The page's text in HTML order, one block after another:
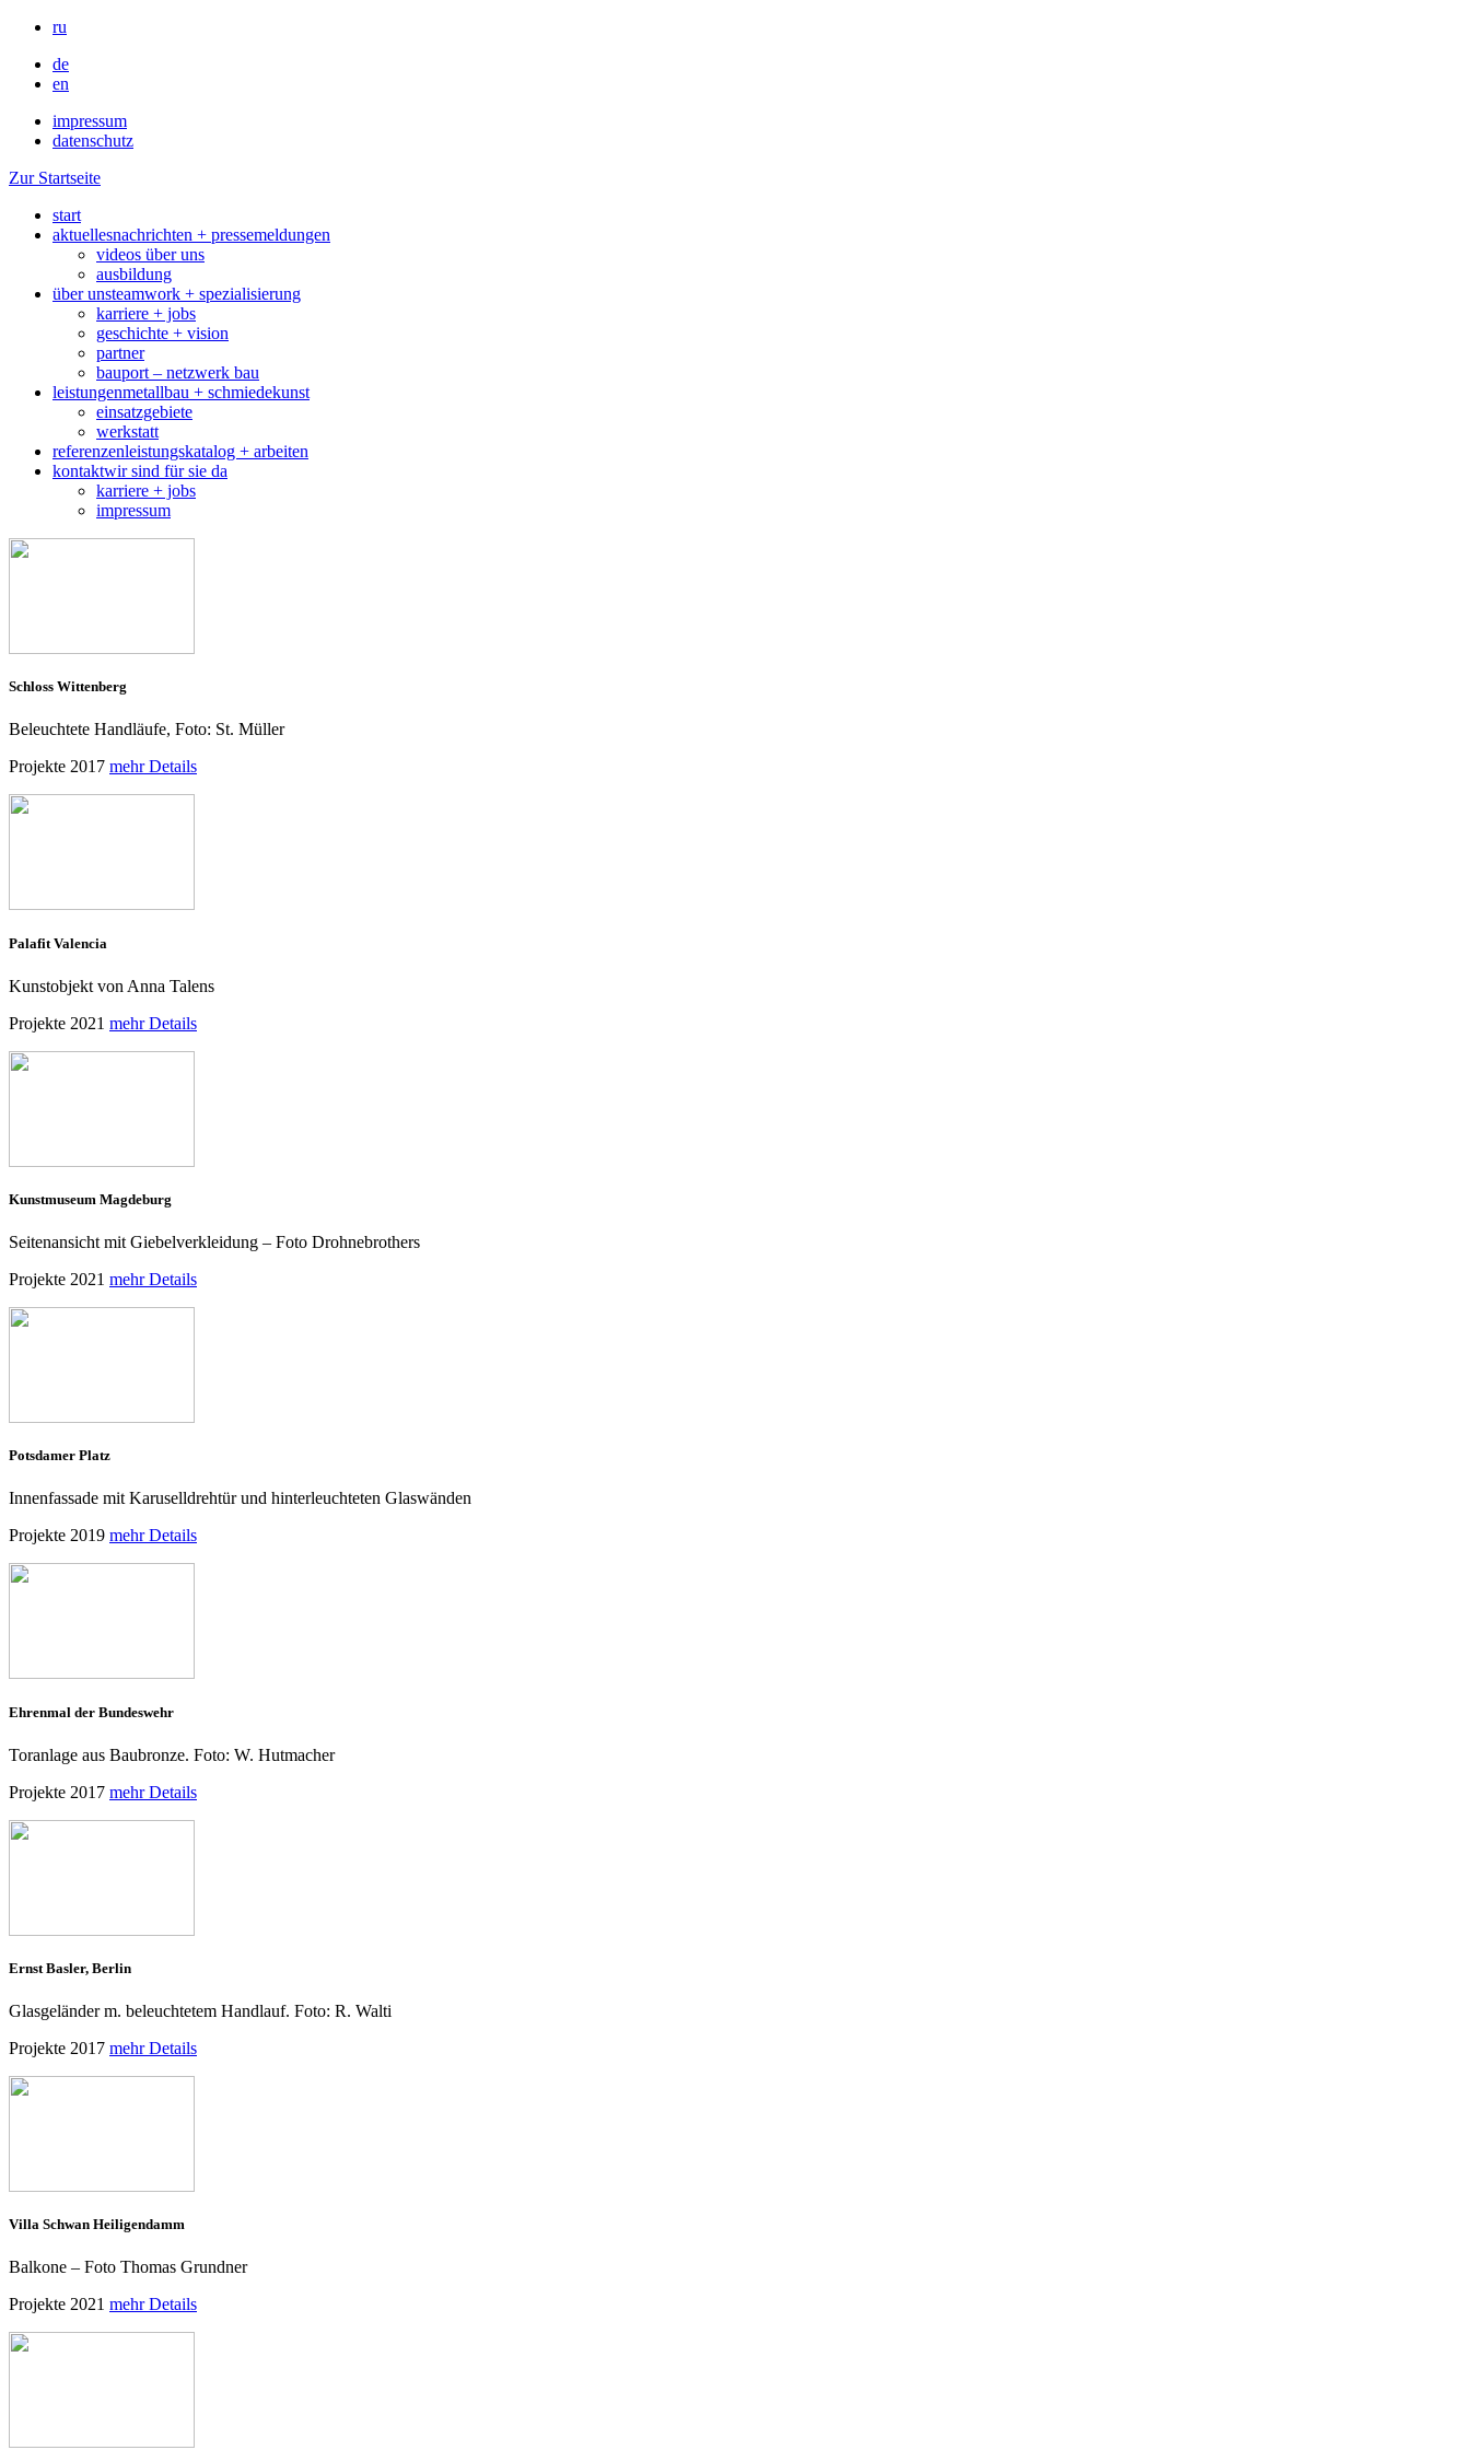
ru
de
en
impressum
datenschutz
Zur Startseite
start
aktuellesnachrichten + pressemeldungen
videos über uns
ausbildung
über unsteamwork + spezialisierung
karriere + jobs
geschichte + vision
partner
bauport – netzwerk bau
leistungenmetallbau + schmiedekunst
einsatzgebiete
werkstatt
referenzenleistungskatalog + arbeiten
kontaktwir sind für sie da
karriere + jobs
impressum
Schloss Wittenberg
Beleuchtete Handläufe, Foto: St. Müller
Projekte 2017 mehr Details
Palafit Valencia
Kunstobjekt von Anna Talens
Projekte 2021 mehr Details
Kunstmuseum Magdeburg
Seitenansicht mit Giebelverkleidung – Foto Drohnebrothers
Projekte 2021 mehr Details
Potsdamer Platz
Innenfassade mit Karuselldrehtür und hinterleuchteten Glaswänden
Projekte 2019 mehr Details
Ehrenmal der Bundeswehr
Toranlage aus Baubronze. Foto: W. Hutmacher
Projekte 2017 mehr Details
Ernst Basler, Berlin
Glasgeländer m. beleuchtetem Handlauf. Foto: R. Walti
Projekte 2017 mehr Details
Villa Schwan Heiligendamm
Balkone – Foto Thomas Grundner
Projekte 2021 mehr Details